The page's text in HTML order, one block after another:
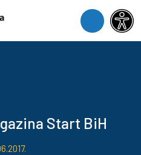
Menu
Start BiH